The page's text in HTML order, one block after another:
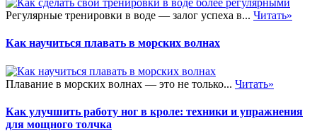
Регулярные тренировки в воде — залог успеха в... Читать»
Как научиться плавать в морских волнах
Плавание в морских волнах — это не только... Читать»
Как улучшить работу ног в кроле: техники и упражнения
для мощного толчка